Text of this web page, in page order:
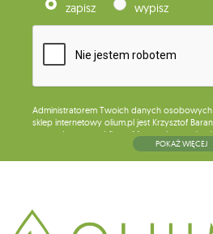
zapisz wypisz
Administratorem Twoich danych
sklep internetowy olium.pl jest Krzysztof
gospodarczą pod firmą: Mouton Interactive
Centralnej Ewidencji i Informacji o
głównego miejsca wykonywania
Dane będą przetwarzane w celu wysyłki
chwili rezygnacji z subskrypcji.
POKAŻ WIĘCEJ